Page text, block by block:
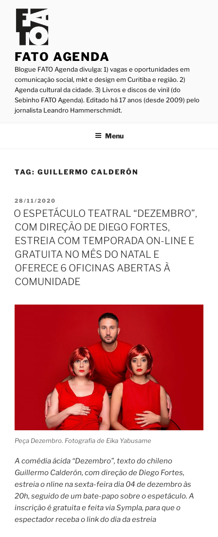
conteúdo
FATO AGENDA
Blogue FATO Agenda divulga: 1) vagas e oportunidades em
comunicação social, mkt e design em Curitiba e região. 2)
Agenda cultural da cidade. 3) Livros e discos de vinil (do
Sebinho FATO Agenda). Editado há 17 anos (desde 2009) pelo
jornalista Leandro Hammerschmidt.
Menu
TAG: GUILLERMO CALDERÓN
PUBLICADO
EM
28/11/2020
O ESPETÁCULO TEATRAL “DEZEMBRO”,
COM DIREÇÃO DE DIEGO FORTES,
ESTREIA COM TEMPORADA ON-LINE E
GRATUITA NO MÊS DO NATAL E
OFERECE 6 OFICINAS ABERTAS À
COMUNIDADE
Peça Dezembro. Fotografia de Eika Yabusame
A comédia ácida “Dezembro”, texto do chileno
Guillermo Calderón, com direção de Diego Fortes,
estreia o nline na sexta-feira dia 04 de dezembro às
20h, seguido de um bate-papo sobre o espetáculo. A
inscrição é gratuita e feita via Sympla, para que o
espectador receba o link do dia da estreia